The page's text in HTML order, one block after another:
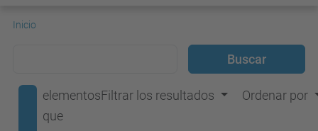
Inicio
elementos
que
Filtrar los resultados Ordenar por